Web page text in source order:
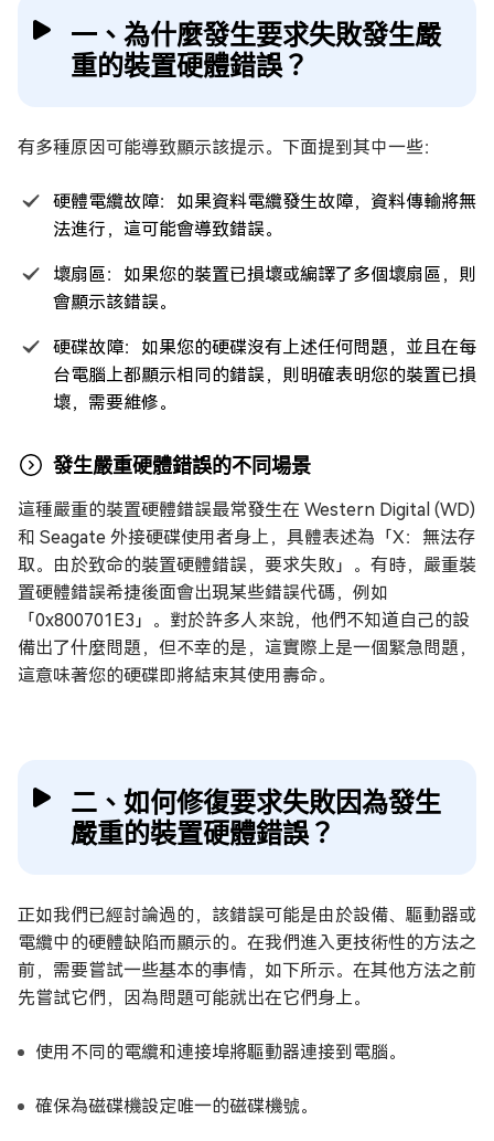
一、為什麼發生要求失敗發生嚴
重的裝置硬體錯誤？
有多種原因可能導致顯示該提示。下面提到其中一些：
硬體電纜故障：如果資料電纜發生故障，資料傳輸將無
法進行，這可能會導致錯誤。
壞扇區：如果您的裝置已損壞或編譯了多個壞扇區，則
會顯示該錯誤。
硬碟故障：如果您的硬碟沒有上述任何問題，並且在每
台電腦上都顯示相同的錯誤，則明確表明您的裝置已損
壞，需要維修。
發生嚴重硬體錯誤的不同場景
這種嚴重的裝置硬體錯誤最常發生在 Western Digital (WD)
和 Seagate 外接硬碟使用者身上，具體表述為「X：無法存
取。由於致命的裝置硬體錯誤，要求失敗」。有時，嚴重裝
置硬體錯誤希捷後面會出現某些錯誤代碼，例如
「0x800701E3」。對於許多人來說，他們不知道自己的設
備出了什麼問題，但不幸的是，這實際上是一個緊急問題，
這意味著您的硬碟即將結束其使用壽命。
二、如何修復要求失敗因為發生
嚴重的裝置硬體錯誤？
正如我們已經討論過的，該錯誤可能是由於設備、驅動器或
電纜中的硬體缺陷而顯示的。在我們進入更技術性的方法之
前，需要嘗試一些基本的事情，如下所示。在其他方法之前
先嘗試它們，因為問題可能就出在它們身上。
使用不同的電纜和連接埠將驅動器連接到電腦。
確保為磁碟機設定唯一的磁碟機號。